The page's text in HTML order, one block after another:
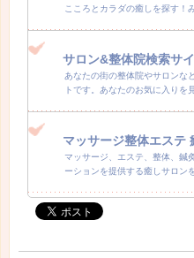
こころとカラダの癒しを探す！
サロン&整体院検索サ
あなたの街の整体院やサロンな
トです。あなたのお気に入りを
マッサージ整体エステ
マッサージ、エステ、整体、鍼
ーションを提供する癒しサロン